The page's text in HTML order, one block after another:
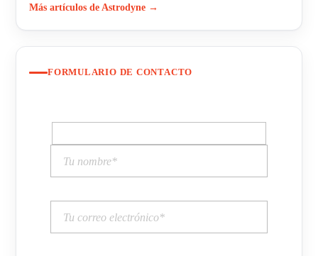
Más artículos de Astrodyne →
FORMULARIO DE CONTACTO